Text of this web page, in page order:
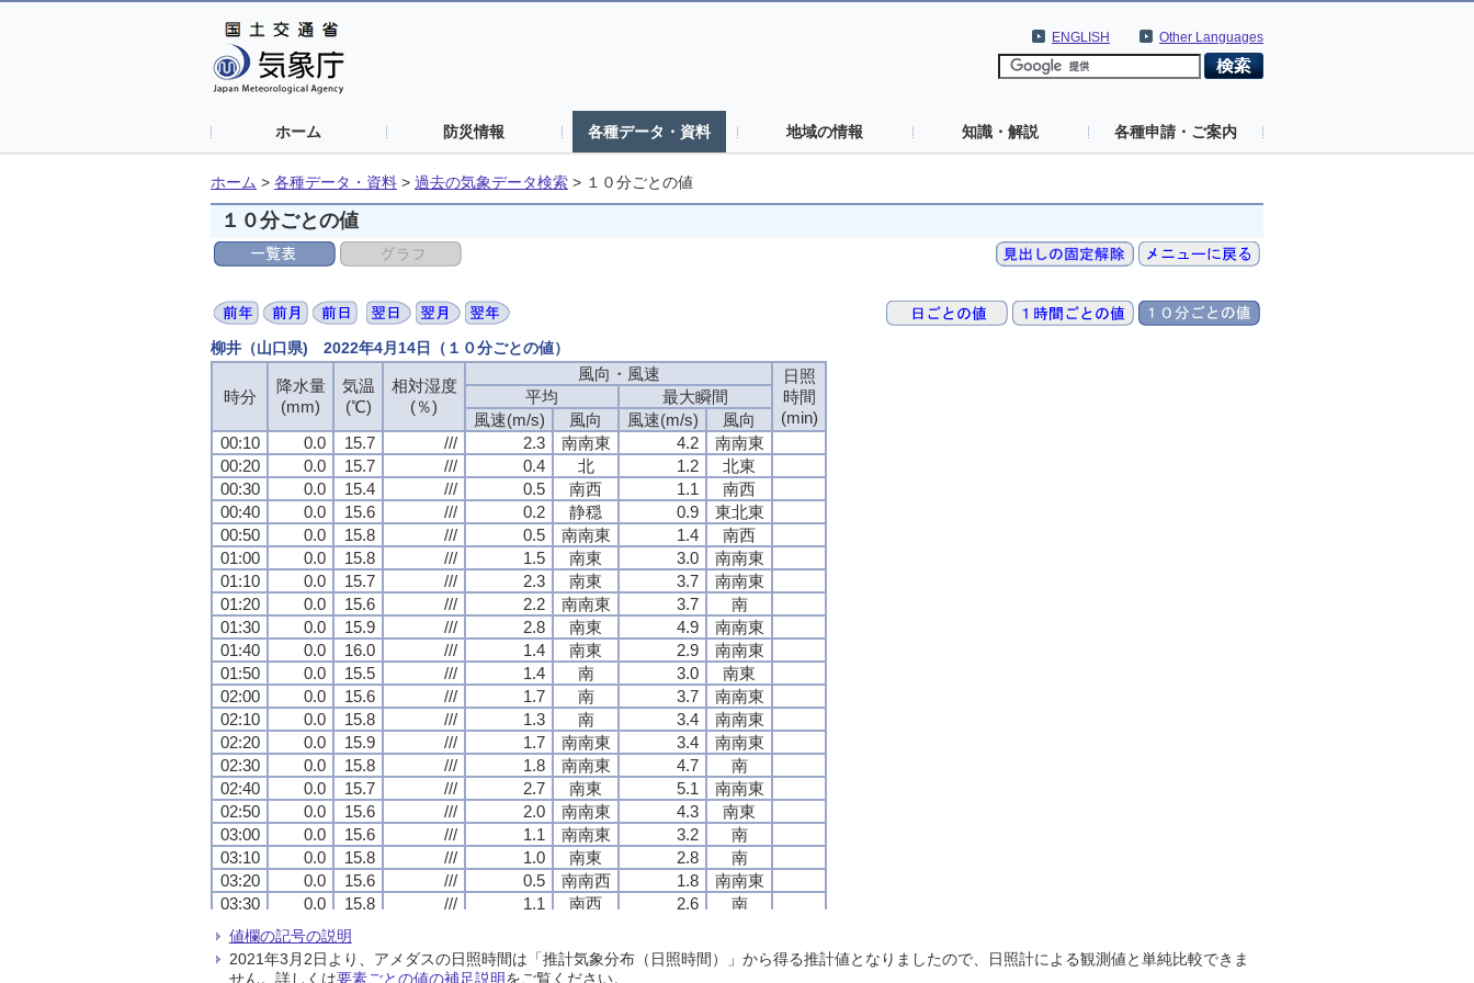
Other Languages
ENGLISH
ホーム 防災情報 各種データ・資料 地域の情報 知識・解説 各種申請・ご案内
ホーム > 各種データ・資料 > 過去の気象データ検索 > １０分ごとの値
１０分ごとの値
柳井（山口県) 2022年4月14日（１０分ごとの値）
時分
降水量
(mm)
気温
(℃)
相対湿度
(％)
風向・風速
日照
時間
(min)
平均
最大瞬間
風速(m/s)
風向 風速(m/s)
風向
00:10
0.0 15.7 /// 2.3 南南東 4.2
南南東
00:20
0.0 15.7 /// 0.4 北 1.2
北東
00:30
0.0 15.4 /// 0.5 南西 1.1
南西
00:40
0.0 15.6 /// 0.2 静穏 0.9
東北東
00:50
0.0 15.8 /// 0.5 南南東 1.4
南西
01:00
0.0 15.8 /// 1.5 南東 3.0
南南東
01:10
0.0 15.7 /// 2.3 南東 3.7
南南東
01:20
0.0 15.6 /// 2.2 南南東 3.7
南
01:30
0.0 15.9 /// 2.8 南東 4.9
南南東
01:40
0.0 16.0 /// 1.4 南東 2.9
南南東
01:50
0.0 15.5 /// 1.4 南 3.0
南東
02:00
0.0 15.6 /// 1.7 南 3.7
南南東
02:10
0.0 15.8 /// 1.3 南 3.4
南南東
02:20
0.0 15.9 /// 1.7 南南東 3.4
南南東
02:30
0.0 15.8 /// 1.8 南南東 4.7
南
02:40
0.0 15.7 /// 2.7 南東 5.1
南南東
02:50
0.0 15.6 /// 2.0 南南東 4.3
南東
03:00
0.0 15.6 /// 1.1 南南東 3.2
南
03:10
0.0 15.8 /// 1.0 南東 2.8
南
03:20
0.0 15.6 /// 0.5 南南西 1.8
南南東
03:30
0.0 15.8 /// 1.1 南西 2.6
南
03:40
0.0 16.0
03:50
0.0 16.1 /// 2.0 南南東 3.6
南東
04:00
0.0 16.0 /// 2.1 南南東 4.1 南南東
時分
降水量
(mm)
気温
(℃)
相対湿度
(％)
風向・風速
日照
時間
(min)
平均
最大瞬間
風速(m/s)
風向 風速(m/s)
風向
00:10
0.0 15.7 /// 2.3 南南東 4.2
南南東
00:20
0.0 15.7 /// 0.4 北 1.2
北東
00:30
0.0 15.4 /// 0.5 南西 1.1
南西
00:40
0.0 15.6 /// 0.2 静穏 0.9
東北東
00:50
0.0 15.8 /// 0.5 南南東 1.4
南西
01:00
0.0 15.8 /// 1.5 南東 3.0
南南東
01:10
0.0 15.7 /// 2.3 南東 3.7
南南東
01:20
0.0 15.6 /// 2.2 南南東 3.7
南
01:30
0.0 15.9 /// 2.8 南東 4.9
南南東
01:40
0.0 16.0 /// 1.4 南東 2.9
南南東
01:50
0.0 15.5 /// 1.4 南 3.0
南東
02:00
0.0 15.6 /// 1.7 南 3.7
南南東
02:10
0.0 15.8 /// 1.3 南 3.4
南南東
02:20
0.0 15.9 /// 1.7 南南東 3.4
南南東
02:30
0.0 15.8 /// 1.8 南南東 4.7
南
02:40
0.0 15.7 /// 2.7 南東 5.1
南南東
02:50
0.0 15.6 /// 2.0 南南東 4.3
南東
03:00
0.0 15.6 /// 1.1 南南東 3.2
南
03:10
0.0 15.8 /// 1.0 南東 2.8
南
03:20
0.0 15.6 /// 0.5 南南西 1.8
南南東
03:30
0.0 15.8 /// 1.1 南西 2.6
南
03:40
0.0 16.0
03:50
0.0 16.1 /// 2.0 南南東 3.6
南東
04:00
0.0 16.0 /// 2.1 南南東 4.1 南南東
時分
降水量
(mm)
気温
(℃)
相対湿度
(％)
風向・風速
日照
時間
(min)
平均
最大瞬間
風速(m/s)
風向 風速(m/s)
風向
00:10
0.0 15.7 /// 2.3 南南東 4.2
南南東
00:20
0.0 15.7 /// 0.4 北 1.2
北東
00:30
0.0 15.4 /// 0.5 南西 1.1
南西
00:40
0.0 15.6 /// 0.2 静穏 0.9
東北東
00:50
0.0 15.8 /// 0.5 南南東 1.4
南西
01:00
0.0 15.8 /// 1.5 南東 3.0
南南東
01:10
0.0 15.7 /// 2.3 南東 3.7
南南東
01:20
0.0 15.6 /// 2.2 南南東 3.7
南
01:30
0.0 15.9 /// 2.8 南東 4.9
南南東
01:40
0.0 16.0 /// 1.4 南東 2.9
南南東
01:50
0.0 15.5 /// 1.4 南 3.0
南東
02:00
0.0 15.6 /// 1.7 南 3.7
南南東
02:10
0.0 15.8 /// 1.3 南 3.4
南南東
02:20
0.0 15.9 /// 1.7 南南東 3.4
南南東
02:30
0.0 15.8 /// 1.8 南南東 4.7
南
02:40
0.0 15.7 /// 2.7 南東 5.1
南南東
02:50
0.0 15.6 /// 2.0 南南東 4.3
南東
03:00
0.0 15.6 /// 1.1 南南東 3.2
南
03:10
0.0 15.8 /// 1.0 南東 2.8
南
03:20
0.0 15.6 /// 0.5 南南西 1.8
南南東
03:30
0.0 15.8 /// 1.1 南西 2.6
南
03:40
0.0 16.0
03:50
0.0 16.1 /// 2.0 南南東 3.6
南東
04:00
0.0 16.0 /// 2.1 南南東 4.1 南南東
時分
降水量
(mm)
気温
(℃)
相対湿度
(％)
風向・風速
日照
時間
(min)
平均
最大瞬間
風速(m/s)
風向 風速(m/s)
風向
00:10
0.0 15.7 /// 2.3 南南東 4.2
南南東
00:20
0.0 15.7 /// 0.4 北 1.2
北東
00:30
0.0 15.4 /// 0.5 南西 1.1
南西
00:40
0.0 15.6 /// 0.2 静穏 0.9
東北東
00:50
0.0 15.8 /// 0.5 南南東 1.4
南西
01:00
0.0 15.8 /// 1.5 南東 3.0
南南東
01:10
0.0 15.7 /// 2.3 南東 3.7
南南東
01:20
0.0 15.6 /// 2.2 南南東 3.7
南
01:30
0.0 15.9 /// 2.8 南東 4.9
南南東
01:40
0.0 16.0 /// 1.4 南東 2.9
南南東
01:50
0.0 15.5 /// 1.4 南 3.0
南東
02:00
0.0 15.6 /// 1.7 南 3.7
南南東
02:10
0.0 15.8 /// 1.3 南 3.4
南南東
02:20
0.0 15.9 /// 1.7 南南東 3.4
南南東
02:30
0.0 15.8 /// 1.8 南南東 4.7
南
02:40
0.0 15.7 /// 2.7 南東 5.1
南南東
02:50
0.0 15.6 /// 2.0 南南東 4.3
南東
03:00
0.0 15.6 /// 1.1 南南東 3.2
南
03:10
0.0 15.8 /// 1.0 南東 2.8
南
03:20
0.0 15.6 /// 0.5 南南西 1.8
南南東
03:30
0.0 15.8 /// 1.1 南西 2.6
南
03:40
0.0 16.0
03:50
0.0 16.1 /// 2.0 南南東 3.6
南東
04:00
0.0 16.0 /// 2.1 南南東 4.1 南南東
値欄の記号の説明
2021年3月2日より、アメダスの日照時間は「推計気象分布（日照時間）」から得る推計値となりましたので、日照計による観測値と単純比較できま
せん。詳しくは要素ごとの値の補足説明をご覧ください。